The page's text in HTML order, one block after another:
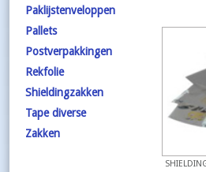
Paklijstenveloppen
Pallets
Postverpakkingen
Rekfolie
Shieldingzakken
Tape diverse
Zakken